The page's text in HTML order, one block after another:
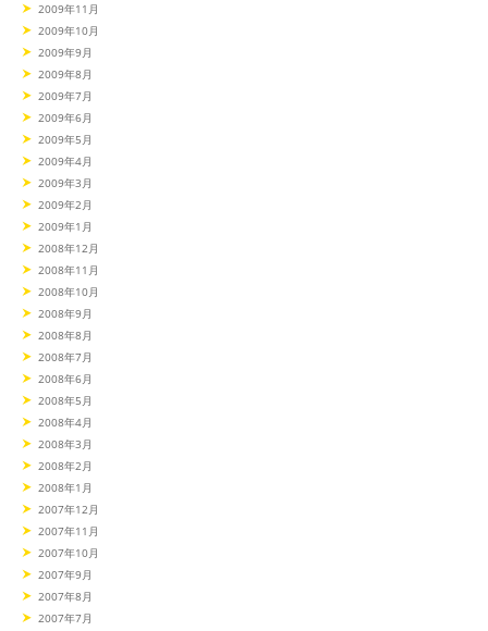
2009年11月
2009年10月
2009年9月
2009年8月
2009年7月
2009年6月
2009年5月
2009年4月
2009年3月
2009年2月
2009年1月
2008年12月
2008年11月
2008年10月
2008年9月
2008年8月
2008年7月
2008年6月
2008年5月
2008年4月
2008年3月
2008年2月
2008年1月
2007年12月
2007年11月
2007年10月
2007年9月
2007年8月
2007年7月